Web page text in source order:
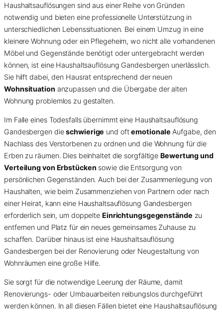
Haushaltsauflösungen sind aus einer Reihe von Gründen
notwendig und bieten eine professionelle Unterstützung in
unterschiedlichen Lebenssituationen. Bei einem Umzug in eine
kleinere Wohnung oder ein Pflegeheim, wo nicht alle vorhandenen
Möbel und Gegenstände benötigt oder untergebracht werden
können, ist eine Haushaltsauflösung Gandesbergen unerlässlich.
Sie hilft dabei, den Hausrat entsprechend der neuen
Wohnsituation anzupassen und die Übergabe der alten
Wohnung problemlos zu gestalten.
Im Falle eines Todesfalls übernimmt eine Haushaltsauflösung
Gandesbergen dieschwierige und oftemotionale Aufgabe, den
Nachlass des Verstorbenen zu ordnen und die Wohnung für die
Erben zu räumen. Dies beinhaltet die sorgfältigeBewertung und
Verteilung von Erbstücken sowie die Entsorgung von
persönlichen Gegenständen. Auch bei der Zusammenlegung von
Haushalten, wie beim Zusammenziehen von Partnern oder nach
einer Heirat, kann eine Haushaltsauflösung Gandesbergen
erforderlich sein, um doppelte Einrichtungsgegenstände zu
entfernen und Platz für ein neues gemeinsames Zuhause zu
schaffen. Darüber hinaus ist eine Haushaltsauflösung
Gandesbergen bei der Renovierung oder Neugestaltung von
Wohnräumen eine große Hilfe.
Sie sorgt für die notwendige Leerung der Räume, damit
Renovierungs- oder Umbauarbeiten reibungslos durchgeführt
werden können. In all diesen Fällen bietet eine Haushaltsauflösung